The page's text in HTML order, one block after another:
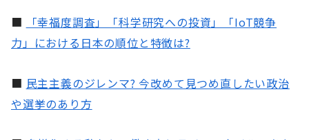
■
「幸福度調査」「科学研究への投資」「IoT競争
力」における日本の順位と特徴は?
■ 民主主義のジレンマ? 今改めて見つめ直したい政治
や選挙のあり方